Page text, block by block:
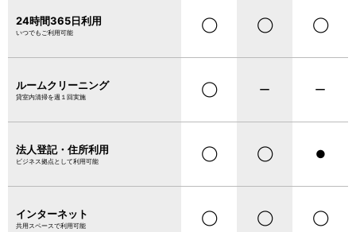
24時間365日利用
いつでもご利用可能
◯ ◯ ◯
ルームクリーニング
貸室内清掃を週１回実施
◯ ー ー
法人登記・住所利用
ビジネス拠点として利用可能
◯ ◯ ●
インターネット
共用スペースで利用可能
◯ ◯ ◯